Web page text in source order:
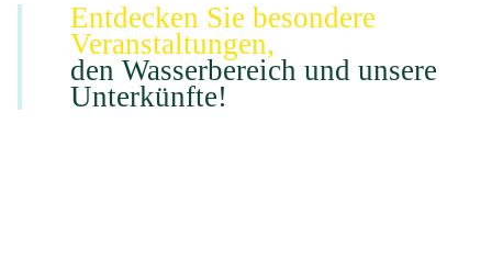
Entdecken Sie besondere
Veranstaltungen,
den Wasserbereich und unsere
Unterkünfte!